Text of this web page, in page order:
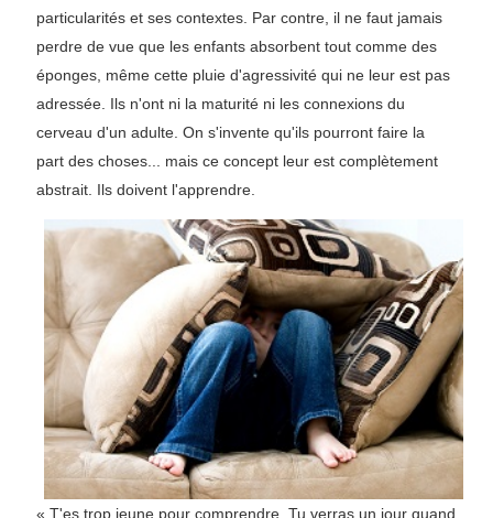
particularités et ses contextes. Par contre, il ne faut jamais
perdre de vue que les enfants absorbent tout comme des
éponges, même cette pluie d'agressivité qui ne leur est pas
adressée. Ils n'ont ni la maturité ni les connexions du
cerveau d'un adulte. On s'invente qu'ils pourront faire la
part des choses... mais ce concept leur est complètement
abstrait. Ils doivent l'apprendre.
« T'es trop jeune pour comprendre. Tu verras un jour quand